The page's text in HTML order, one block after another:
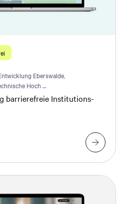
Eberswalde,
Hoch …
barrierefreie Institutions-